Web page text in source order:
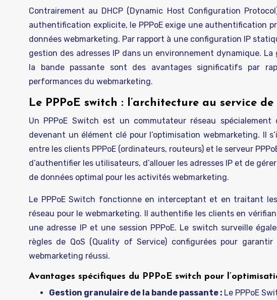
Contrairement au DHCP (Dynamic Host Configuration
authentification explicite, le PPPoE exige une authentification
données webmarketing. Par rapport à une configuration IP
gestion des adresses IP dans un environnement dynamique.
la bande passante sont des avantages significatifs par
performances du webmarketing.
Le PPPoE switch : l’architecture au service
Un PPPoE Switch est un commutateur réseau
devenant un élément clé pour l’optimisation webmarketing. Il
entre les clients PPPoE (ordinateurs, routeurs) et le serveur
d’authentifier les utilisateurs, d’allouer les adresses IP et de
de données optimal pour les activités webmarketing.
Le PPPoE Switch fonctionne en interceptant et en traitant
réseau pour le webmarketing. Il authentifie les clients en
une adresse IP et une session PPPoE. Le switch surveille
règles de QoS (Quality of Service) configurées pour
webmarketing réussi.
Avantages spécifiques du PPPoE switch pour
Gestion granulaire de la bande passante : Le PPPoE